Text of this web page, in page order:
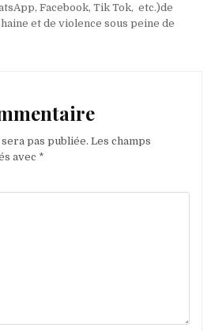
Facebook, Tik Tok, etc.)de
et de violence sous peine de
pas publiée. Les champs
avec *